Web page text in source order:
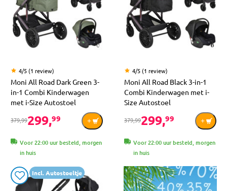
4/5 (1 review)
Moni All Road Dark Green 3-
in-1 Combi Kinderwagen
met i-Size Autostoel
379,99299,99
Voor 22:00 uur besteld, morgen
in huis
4/5 (1 review)
Moni All Road Black 3-in-1
Combi Kinderwagen met i-
Size Autostoel
379,99299,99
Voor 22:00 uur besteld, morgen
in huis
Incl. Autostoeltje